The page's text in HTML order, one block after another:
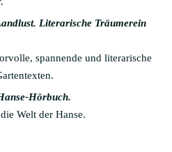
Literarische Träumerein
spannende und literarische
Hörbuch.
Welt der Hanse.